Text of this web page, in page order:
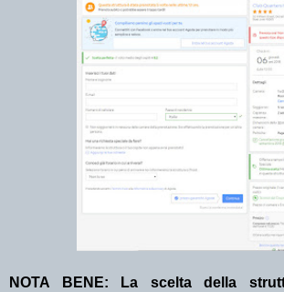
NOTA BENE: La scelta della